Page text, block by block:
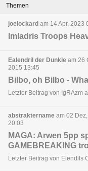
Themen
joelockard am 14 Apr, 2023
Imladris Troops
Ealendril der Dunkle am 26
2015 13:45
Bilbo, oh Bilbo -
Letzter Beitrag von IgRAzm
abstraktername am 02
20:03
MAGA: Arwen 5pp
GAMEBREAKING
Letzter Beitrag von Elendils